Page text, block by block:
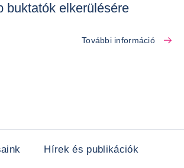
buktatók elkerülésére
További információ
Hírek és publikációk